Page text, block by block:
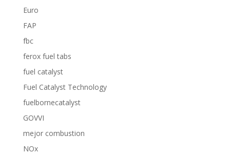
Euro
FAP
fbc
ferox fuel tabs
fuel catalyst
Fuel Catalyst Technology
fuelbornecatalyst
GOVVI
mejor combustion
NOx